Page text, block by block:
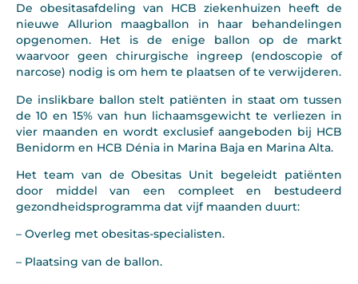
De obesitasafdeling van HCB ziekenhuizen heeft de
nieuwe Allurion maagballon in haar behandelingen
opgenomen. Het is de enige ballon op de markt
waarvoor geen chirurgische ingreep (endoscopie of
narcose) nodig is om hem te plaatsen of te verwijderen.
De inslikbare ballon stelt patiënten in staat om tussen
de 10 en 15% van hun lichaamsgewicht te verliezen in
vier maanden en wordt exclusief aangeboden bij HCB
Benidorm en HCB Dénia in Marina Baja en Marina Alta.
Het team van de Obesitas Unit begeleidt patiënten
door middel van een compleet en bestudeerd
gezondheidsprogramma dat vijf maanden duurt:
– Overleg met obesitas-specialisten.
– Plaatsing van de ballon.